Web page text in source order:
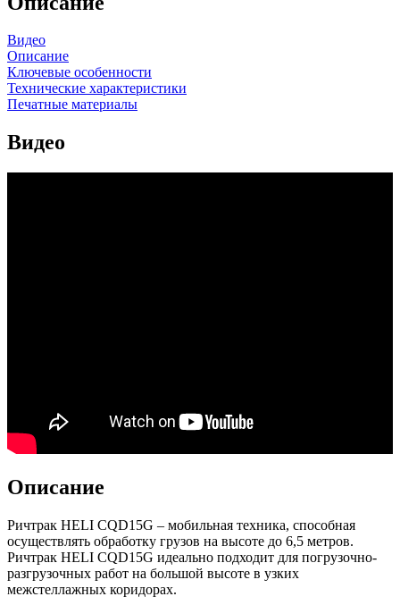
Видео
Описание
Ключевые особенности
Технические характеристики
Печатные материалы
Видео
Описание
Ричтрак HELI CQD15G – мобильная техника, способная
осуществлять обработку грузов на высоте до 6,5 метров.
Ричтрак HELI CQD15G идеально подходит для погрузочно-
разгрузочных работ на большой высоте в узких
межстеллажных коридорах.